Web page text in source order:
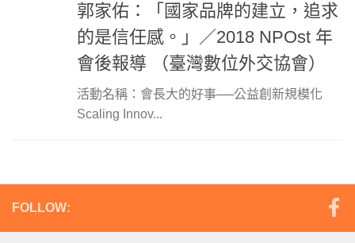
郭家佑：「國家品牌的建立，追求
的是信任感。」／2018 NPOst 年
會後報導 （臺灣數位外交協會）
活動名稱：會長大的好事──公益創新規模化
Scaling Innov...
FOLLOW: